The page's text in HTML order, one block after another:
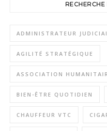
ADMINISTRATEUR
AGILITÉ STRATÉGIQUE
ASSOCIATION
BIEN-ÊTRE QUOTIDIEN
CHAUFFEUR VTC